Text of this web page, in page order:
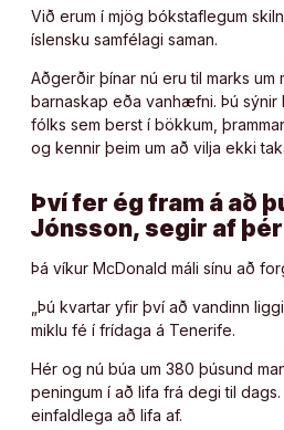
Við erum í mjög bókstaflegum
íslensku samfélagi saman.
Aðgerðir þínar nú eru til marks um
barnaskap eða vanhæfni. Þú sýnir
fólks sem berst í bökkum,
og kennir þeim um að vilja ekki
Því fer ég fram á að
Jónsson, segir af þér
Þá víkur McDonald máli sínu að
„Þú kvartar yfir því að vandinn
miklu fé í frídaga á Tenerife.
Hér og nú búa um 380 þúsund
peningum í að lifa frá degi til
einfaldlega að lifa af.